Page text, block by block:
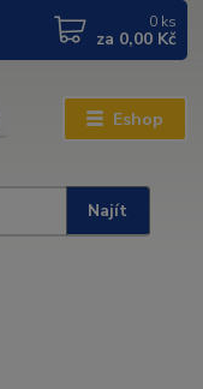
Eshop
Najít
0 ks
za 0,00 Kč